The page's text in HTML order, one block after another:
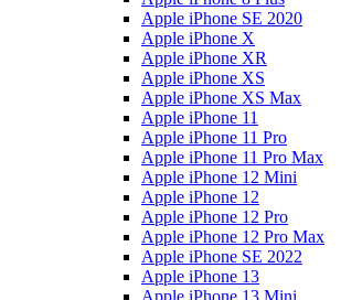
Apple iPhone SE 2020
Apple iPhone X
Apple iPhone XR
Apple iPhone XS
Apple iPhone XS Max
Apple iPhone 11
Apple iPhone 11 Pro
Apple iPhone 11 Pro Max
Apple iPhone 12 Mini
Apple iPhone 12
Apple iPhone 12 Pro
Apple iPhone 12 Pro Max
Apple iPhone SE 2022
Apple iPhone 13
Apple iPhone 13 Mini